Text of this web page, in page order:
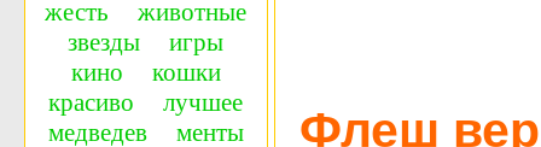
жесть
животные
звезды
игры
кино
кошки
красиво
лучшее
медведев
менты
Флеш